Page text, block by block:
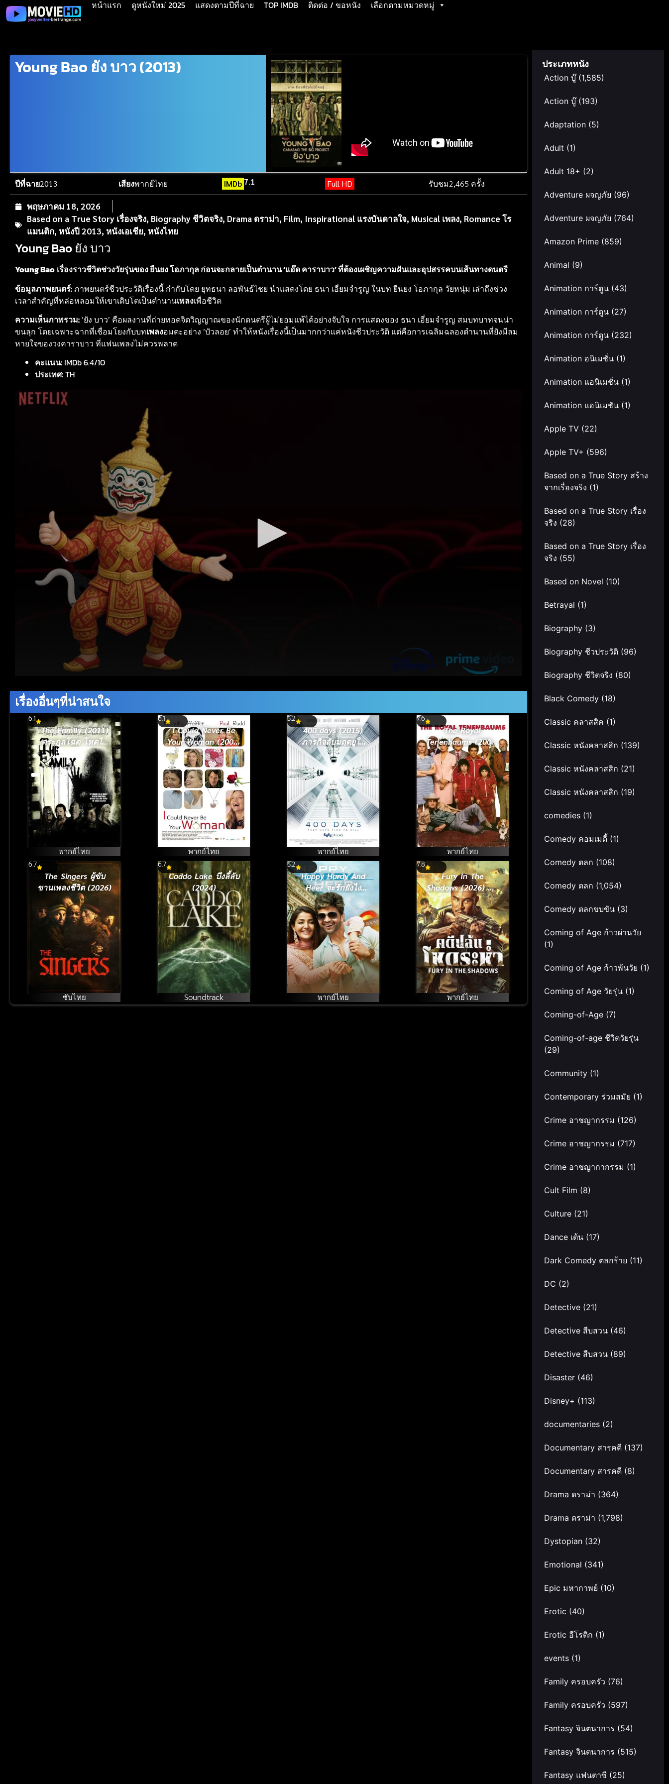
หน้าแรก ดูหนังใหม่ 2025 แสดงตามปีที่ฉาย TOP IMDB ติดต่อ / ขอหนัง เลือกตามหมวดหมู่
Young Bao ยัง บาว (2013)
ปีที่ฉาย2013 เสียงพากย์ไทย IMDb 7.1 Full HD รับชม2,465 ครั้ง
พฤษภาคม 18, 2026
Based on a True Story เรื่องจริง, Biography ชีวิตจริง, Drama ดราม่า, Film, Inspirational แรงบันดาลใจ, Musical เพลง, Romance โร
แมนติก, หนังปี 2013, หนังเอเชีย, หนังไทย
Young Bao ยัง บาว
Young Bao เรื่องราวชีวิตช่วงวัยรุ่นของ ยืนยง โอภากุล ก่อนจะกลายเป็นตำนาน ‘แอ๊ด คาราบาว’ ที่ต้องเผชิญความฝันและอุปสรรคบนเส้นทางดนตรี
ข้อมูลภาพยนตร์:ภาพยนตร์ชีวประวัติเรื่องนี้ กำกับโดย ยุทธนา ลอพันธ์ไชย นำแสดงโดย ธนา เอี่ยมจำรูญ ในบท ยืนยง โอภากุล วัยหนุ่ม เล่าถึงช่วง
เวลาสำคัญที่หล่อหลอมให้เขาเติบโตเป็นตำนานเพลงเพื่อชีวิต
ความเห็นภาพรวม:‘ยัง บาว’ คือผลงานที่ถ่ายทอดจิตวิญญาณของนักดนตรีผู้ไม่ยอมแพ้ได้อย่างจับใจ การแสดงของ ธนา เอี่ยมจำรูญ สมบทบาทจนน่า
ขนลุก โดยเฉพาะฉากที่เชื่อมโยงกับบทเพลงอมตะอย่าง ‘บัวลอย’ ทำให้หนังเรื่องนี้เป็นมากกว่าแค่หนังชีวประวัติ แต่คือการเฉลิมฉลองตำนานที่ยังมีลม
หายใจของวงคาราบาว ที่แฟนเพลงไม่ควรพลาด
คะแนน: IMDb 6.4/10
ประเทศ:TH
เรื่องอื่นๆที่น่าสนใจ
6.1
The Family (2011)
ตระกูลโฉด โหดไม่
พากย์ไทย
6.1
I Could Never Be
Your Woman (2007)
รักครั้งใหม่ หัวใจ
แอ๊บแบ๊ว
พากย์ไทย
5.2
400 days (2015)
ภารกิจลับมฤตยูใต้
โลก
พากย์ไทย
7.6
The Royal
Tenenbaums (2001)
ครอบครัวสติบวม
พากย์ไทย
6.7
The Singers ผู้ขับ
ขานเพลงชีวิต (2026)
ซับไทย
6.7
Caddo Lake บึงลี้ลับ
(2024)
Soundtrack
5.2
Happy Hardy And
Heer จะรักยังไง
หัวใจดวงเดียว
(2020)
พากย์ไทย
7.8
Fury In The
Shadows (2026) คดี
ปล้นโหดระห่ำ
พากย์ไทย
ประเภทหนัง
Action บู๊(1,585)
Action บู๊(193)
Adaptation (5)
Adult (1)
Adult 18+ (2)
Adventure ผจญภัย (96)
Adventure ผจญภัย (764)
Amazon Prime (859)
Animal (9)
Animation การ์ตูน (43)
Animation การ์ตูน (27)
Animation การ์ตูน (232)
Animation อนิเมชั่น (1)
Animation แอนิเมชั่น (1)
Animation แอนิเมชัน (1)
Apple TV (22)
Apple TV+ (596)
Based on a True Story สร้าง
จากเรื่องจริง (1)
Based on a True Story เรื่อง
จริง (28)
Based on a True Story เรื่อง
จริง (55)
Based on Novel (10)
Betrayal (1)
Biography (3)
Biography ชีวประวัติ (96)
Biography ชีวิตจริง (80)
Black Comedy (18)
Classic คลาสสิค (1)
Classic หนังคลาสสิก (139)
Classic หนังคลาสสิก (21)
Classic หนังคลาสสิก (19)
comedies (1)
Comedy คอมเมดี้ (1)
Comedy ตลก (108)
Comedy ตลก (1,054)
Comedy ตลกขบขัน (3)
Coming of Age ก้าวผ่านวัย
(1)
Coming of Age ก้าวพ้นวัย (1)
Coming of Age วัยรุ่น (1)
Coming-of-Age (7)
Coming-of-age ชีวิตวัยรุ่น
(29)
Community (1)
Contemporary ร่วมสมัย (1)
Crime อาชญากรรม (126)
Crime อาชญากรรม (717)
Crime อาชญากากรรม (1)
Cult Film (8)
Culture (21)
Dance เต้น (17)
Dark Comedy ตลกร้าย (11)
DC (2)
Detective (21)
Detective สืบสวน (46)
Detective สืบสวน (89)
Disaster (46)
Disney+ (113)
documentaries (2)
Documentary สารคดี (137)
Documentary สารคดี (8)
Drama ดราม่า (364)
Drama ดราม่า (1,798)
Dystopian (32)
Emotional (341)
Epic มหากาพย์ (10)
Erotic (40)
Erotic อีโรติก (1)
events (1)
Family ครอบครัว (76)
Family ครอบครัว (597)
Fantasy จินตนาการ (54)
Fantasy จินตนาการ (515)
Fantasy แฟนตาซี (25)